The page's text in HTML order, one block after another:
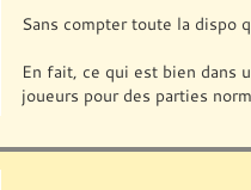
Sans compter toute la dispo
En fait, ce qui est bien dans
joueurs pour des parties